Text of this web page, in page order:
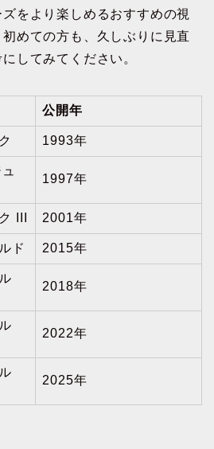
をより楽しめるおすすめの視
めての方も、久しぶりに見直
してみてください。
公開年
1993年
1997年
III 2001年
ド 2015年
2018年
2022年
2025年